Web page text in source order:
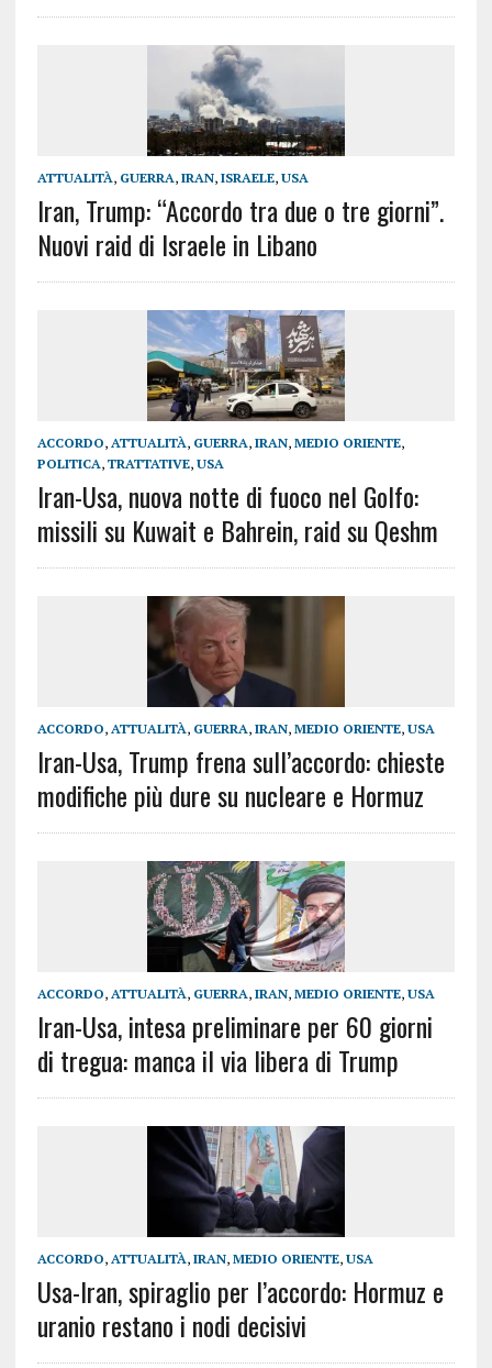
ATTUALITÀ, GUERRA, IRAN, ISRAELE, USA
Iran, Trump: “Accordo tra due o tre giorni”.
Nuovi raid di Israele in Libano
ACCORDO, ATTUALITÀ, GUERRA, IRAN, MEDIO ORIENTE,
POLITICA, TRATTATIVE, USA
Iran-Usa, nuova notte di fuoco nel Golfo:
missili su Kuwait e Bahrein, raid su Qeshm
ACCORDO, ATTUALITÀ, GUERRA, IRAN, MEDIO ORIENTE, USA
Iran-Usa, Trump frena sull’accordo: chieste
modifiche più dure su nucleare e Hormuz
ACCORDO, ATTUALITÀ, GUERRA, IRAN, MEDIO ORIENTE, USA
Iran-Usa, intesa preliminare per 60 giorni
di tregua: manca il via libera di Trump
ACCORDO, ATTUALITÀ, IRAN, MEDIO ORIENTE, USA
Usa-Iran, spiraglio per l’accordo: Hormuz e
uranio restano i nodi decisivi